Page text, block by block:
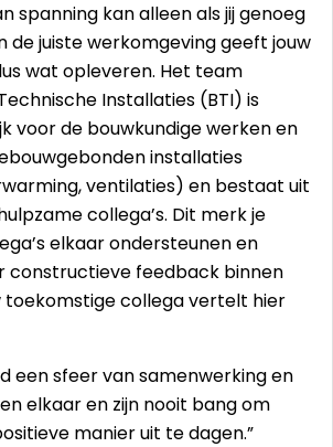
spanning kan alleen als jij genoeg
de juiste werkomgeving geeft jouw
wat opleveren. Het team
Installaties (BTI) is
voor de bouwkundige werken en
installaties
ventilaties) en bestaat uit
collega’s. Dit merk je
elkaar ondersteunen en
constructieve feedback binnen
toekomstige collega vertelt hier
een sfeer van samenwerking en
elkaar en zijn nooit bang om
manier uit te dagen.”